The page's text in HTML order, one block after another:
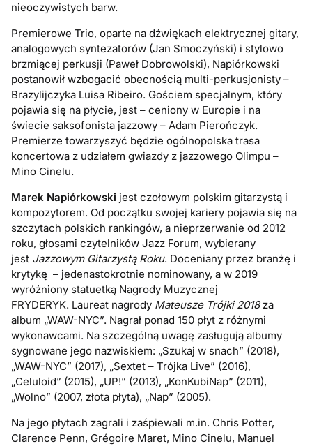
nieoczywistych barw.
Premierowe Trio, oparte na dźwiękach elektrycznej gitary,
analogowych syntezatorów (Jan Smoczyński) i stylowo
brzmiącej perkusji (Paweł Dobrowolski), Napiórkowski
postanowił wzbogacić obecnością multi-perkusjonisty –
Brazylijczyka Luisa Ribeiro. Gościem specjalnym, który
pojawia się na płycie, jest – ceniony w Europie i na
świecie saksofonista jazzowy – Adam Pierończyk.
Premierze towarzyszyć będzie ogólnopolska trasa
koncertowa z udziałem gwiazdy z jazzowego Olimpu –
Mino Cinelu.
Marek Napiórkowski jest czołowym polskim gitarzystą i
kompozytorem. Od początku swojej kariery pojawia się na
szczytach polskich rankingów, a nieprzerwanie od 2012
roku, głosami czytelników Jazz Forum, wybierany
jest Jazzowym Gitarzystą Roku. Doceniany przez branżę i
krytykę – jedenastokrotnie nominowany, a w 2019
wyróżniony statuetką Nagrody Muzycznej
FRYDERYK. Laureat nagrody Mateusze Trójki 2018za
album „WAW-NYC”. Nagrał ponad 150 płyt z różnymi
wykonawcami. Na szczególną uwagę zasługują albumy
sygnowane jego nazwiskiem: „Szukaj w snach” (2018),
„WAW-NYC” (2017), „Sextet – Trójka Live” (2016),
„Celuloid” (2015), „UP!” (2013), „KonKubiNap” (2011),
„Wolno” (2007, złota płyta), „Nap” (2005).
Na jego płytach zagrali i zaśpiewali m.in. Chris Potter,
Clarence Penn, Grégoire Maret, Mino Cinelu, Manuel